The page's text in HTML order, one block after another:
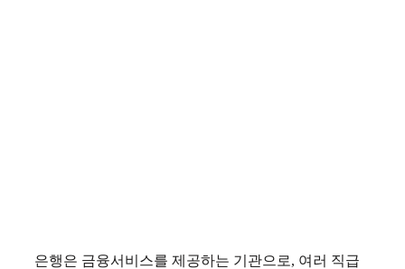
은행은 금융서비스를 제공하는 기관으로, 여러 직급